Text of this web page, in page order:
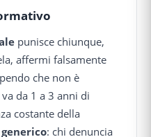
punisce chiunque,
affermi falsamente
che non è
da 1 a 3 anni di
costante della
: chi denuncia